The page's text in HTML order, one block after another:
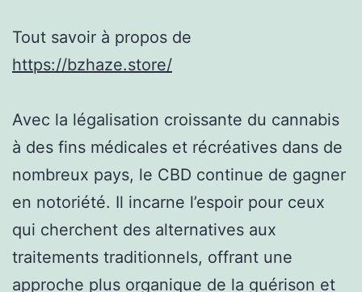
Tout savoir à propos de
https://bzhaze.store/
Avec la légalisation croissante du cannabis
à des fins médicales et récréatives dans de
nombreux pays, le CBD continue de gagner
en notoriété. Il incarne l’espoir pour ceux
qui cherchent des alternatives aux
traitements traditionnels, offrant une
approche plus organique de la guérison et